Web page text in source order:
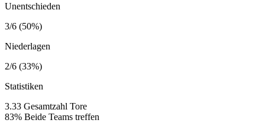
Unentschieden
3/6 (50%)
Niederlagen
2/6 (33%)
Statistiken
3.33 Gesamtzahl Tore
83% Beide Teams treffen